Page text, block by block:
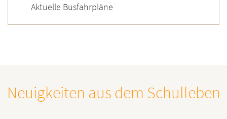
Aktuelle Busfahrpläne
Neuigkeiten aus dem Schulleben